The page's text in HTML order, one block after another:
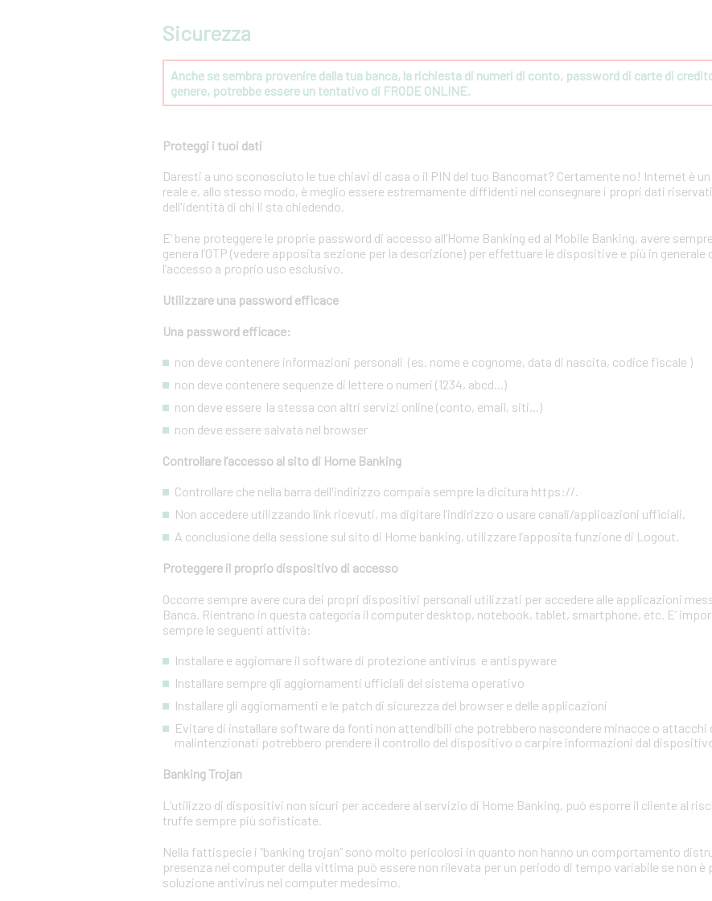
Sicurezza
Anche se sembra provenire dalla tua banca, la richiesta di numeri di conto, password di carte di
genere, potrebbe essere un tentativo di FRODE ONLINE.
Proteggi i tuoi dati
Daresti a uno sconosciuto le tue chiavi di casa o il PIN del tuo Bancomat? Certamente no! Internet è
reale e, allo stesso modo, è meglio essere estremamente diffidenti nel consegnare i propri dati
dell'identità di chi li sta chiedendo.
E’ bene proteggere le proprie password di accesso all’Home Banking ed al Mobile Banking, avere
genera l’OTP (vedere apposita sezione per la descrizione) per effettuare le dispositive e più in
l’accesso a proprio uso esclusivo.
Utilizzare una password efficace
Una password efficace:
non deve contenere informazioni personali (es. nome e cognome, data di nascita, codice fiscale )
non deve contenere sequenze di lettere o numeri (1234, abcd...)
non deve essere la stessa con altri servizi online (conto, email, siti...)
non deve essere salvata nel browser
Controllare l’accesso al sito di Home Banking
Controllare che nella barra dell'indirizzo compaia sempre la dicitura https://.
Non accedere utilizzando link ricevuti, ma digitare l’indirizzo o usare canali/applicazioni ufficiali.
A conclusione della sessione sul sito di Home banking, utilizzare l’apposita funzione di Logout.
Proteggere il proprio dispositivo di accesso
Occorre sempre avere cura dei propri dispositivi personali utilizzati per accedere alle applicazioni
Banca. Rientrano in questa categoria il computer desktop, notebook, tablet, smartphone, etc. E’
sempre le seguenti attività:
Installare e aggiornare il software di protezione antivirus e antispyware
Installare sempre gli aggiornamenti ufficiali del sistema operativo
Installare gli aggiornamenti e le patch di sicurezza del browser e delle applicazioni
Evitare di installare software da fonti non attendibili che potrebbero nascondere minacce o attacchi
malintenzionati potrebbero prendere il controllo del dispositivo o carpire informazioni dal
Banking Trojan
L’utilizzo di dispositivi non sicuri per accedere al servizio di Home Banking, può esporre il cliente al
truffe sempre più sofisticate.
Nella fattispecie i “banking trojan” sono molto pericolosi in quanto non hanno un comportamento
presenza nel computer della vittima può essere non rilevata per un periodo di tempo variabile se non è
soluzione antivirus nel computer medesimo.